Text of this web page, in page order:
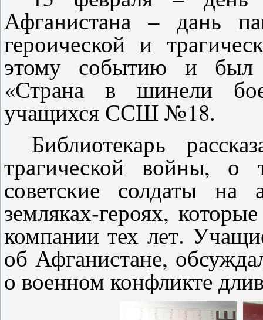
Афганистана – дань
героической и
этому событию и был
«Страна в шинели
учащихся ССШ №18.
Библиотекарь
трагической войны, о
советские солдаты
земляках-героях,
компании тех лет.
об Афганистане,
о военном конфликте